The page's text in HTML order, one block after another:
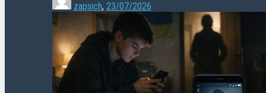
zapsich, 23/07/2026